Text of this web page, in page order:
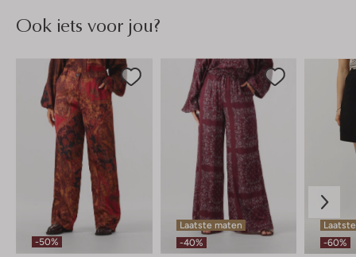
Ook iets voor jou?
-50%
Laatste maten
-40%
-60%